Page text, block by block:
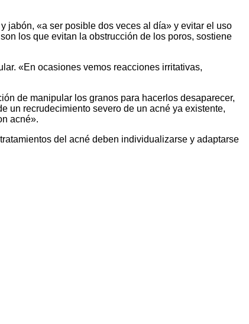
jabón, «a ser posible dos veces al día» y evitar el uso
los que evitan la obstrucción de los poros, sostiene
«En ocasiones vemos reacciones irritativas,
de manipular los granos para hacerlos desaparecer,
un recrudecimiento severo de un acné ya existente,
acné».
del acné deben individualizarse y adaptarse